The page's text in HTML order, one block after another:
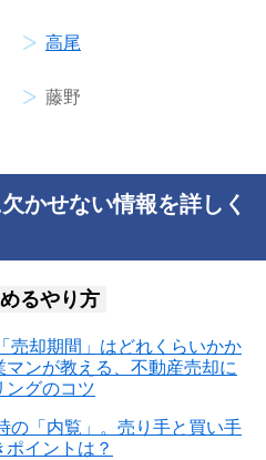
高尾
藤野
かせない情報を詳しく
るやり方
売却期間」はどれくらいかか
ンが教える、不動産売却に
ングのコツ
の「内覧」。売り手と買い手
イントは？